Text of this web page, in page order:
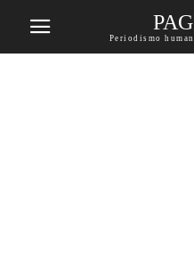
Periodismo